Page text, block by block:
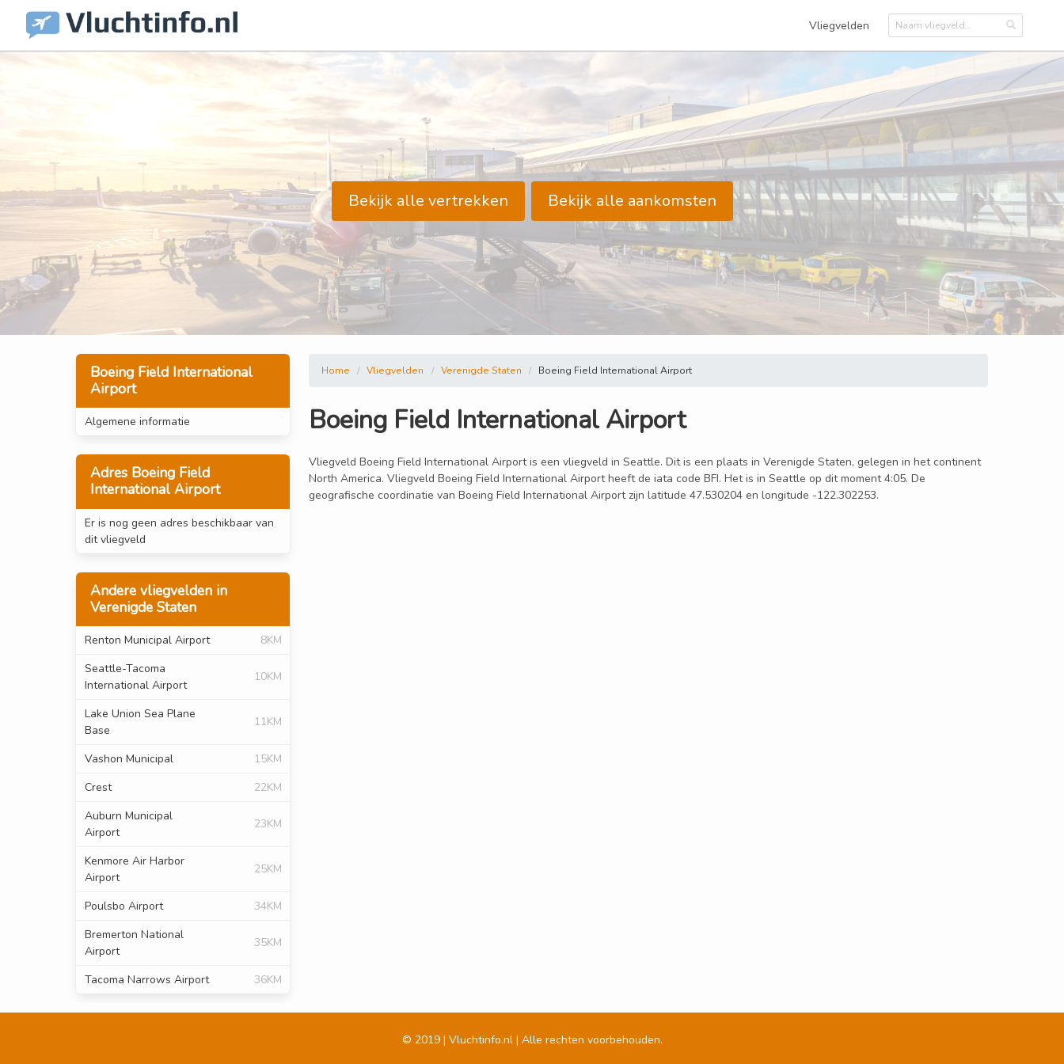
Vliegvelden
Bekijk alle vertrekken Bekijk alle aankomsten
Boeing Field International
Airport
Algemene informatie
Adres Boeing Field
International Airport
Er is nog geen adres beschikbaar van
dit vliegveld
Andere vliegvelden in
Verenigde Staten
Renton Municipal Airport
8KM
Seattle-Tacoma
International Airport
10KM
Lake Union Sea Plane
Base
11KM
Vashon Municipal
15KM
Crest
22KM
Auburn Municipal
Airport
23KM
Kenmore Air Harbor
Airport
25KM
Poulsbo Airport
34KM
Bremerton National
Airport
35KM
Tacoma Narrows Airport 36KM
Home Vliegvelden Verenigde Staten Boeing Field International Airport
Boeing Field International Airport
Vliegveld Boeing Field International Airport is een vliegveld in Seattle. Dit is een plaats in Verenigde Staten, gelegen in het continent
North America. Vliegveld Boeing Field International Airport heeft de iata code BFI. Het is in Seattle op dit moment 4:05. De
geografische coordinatie van Boeing Field International Airport zijn latitude 47.530204 en longitude -122.302253.
© 2019 | Vluchtinfo.nl | Alle rechten voorbehouden.